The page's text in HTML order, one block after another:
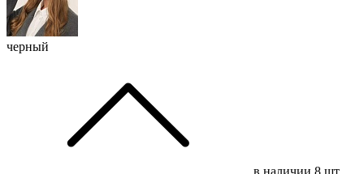
черный
в наличии 8 шт